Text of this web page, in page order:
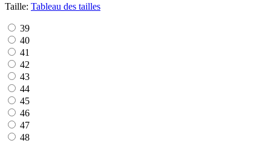
Taille: Tableau des tailles
39
40
41
42
43
44
45
46
47
48